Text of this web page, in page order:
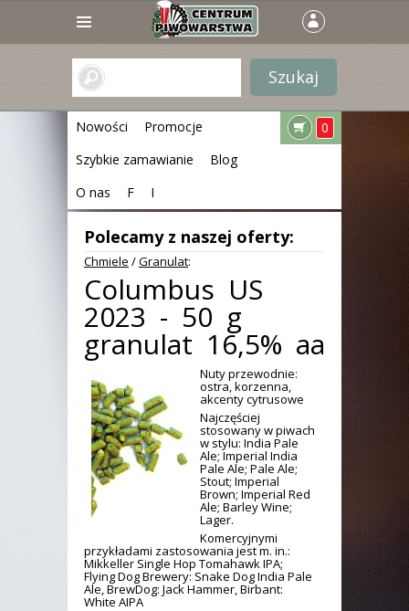
Nowości
Promocje
Szybkie zamawianie
Blog
O nas
F I
0
Polecamy z naszej oferty:
Chmiele /Granulat:
Columbus US
2023 - 50 g
granulat 16,5% aa
Nuty przewodnie:
ostra, korzenna,
akcenty cytrusowe
Najczęściej
stosowany w piwach
w stylu: India Pale
Ale; Imperial India
Pale Ale; Pale Ale;
Stout; Imperial
Brown; Imperial Red
Ale; Barley Wine;
Lager.
Komercyjnymi
przykładami zastosowania jest m. in.:
Mikkeller Single Hop Tomahawk IPA;
Flying Dog Brewery: Snake Dog India Pale
Ale, BrewDog: Jack Hammer, Birbant:
White AIPA